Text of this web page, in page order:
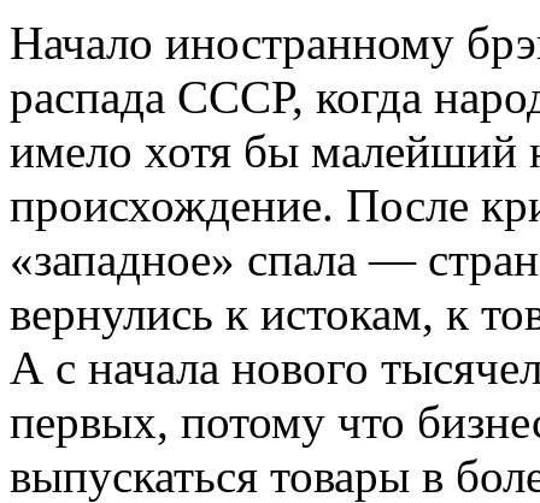
Начало иностранному
распада СССР, когда
имело хотя бы малейший
происхождение. После
«западное» спала —
вернулись к истокам, к
А с начала нового
первых, потому что
выпускаться товары в